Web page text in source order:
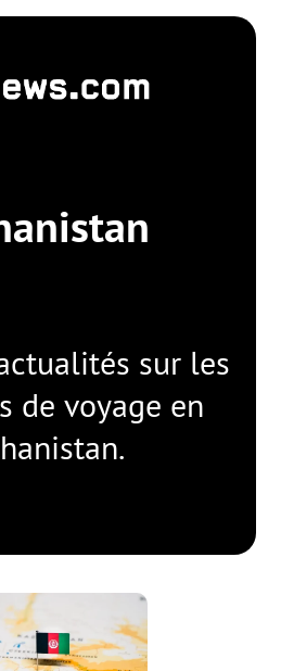
sur les
de voyage en